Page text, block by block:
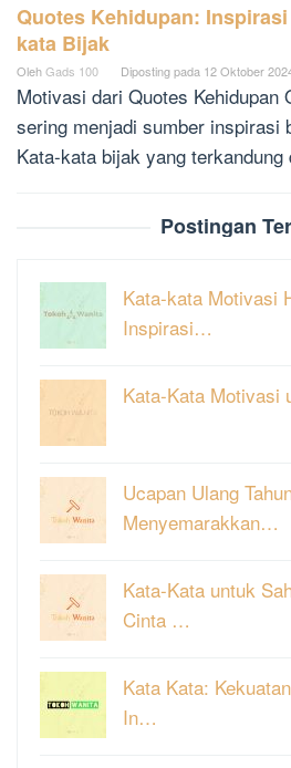
Quotes Kehidupan:
kata Bijak
OlehGads 100 Diposting pada 12 Oktober
Motivasi dari Quotes Kehidupan
sering menjadi sumber inspirasi
Kata-kata bijak yang
Postingan
Kata-kata Motivasi
Inspirasi…
Kata-Kata Motivasi
Ucapan Ulang
Menyemarakkan…
Kata-Kata untuk
Cinta …
Kata Kata:
In…